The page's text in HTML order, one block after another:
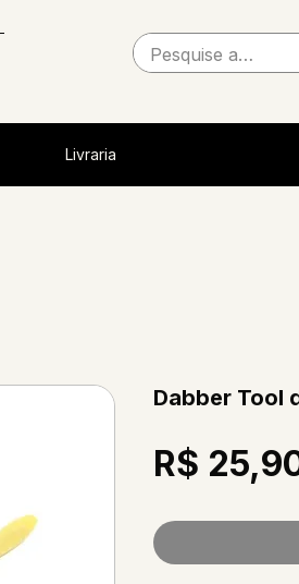
Livraria
Dabber Tool
R$